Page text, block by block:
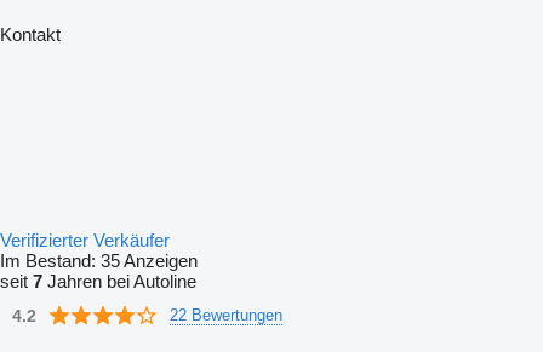
Kontakt
Verifizierter Verkäufer
Im Bestand: 35 Anzeigen
seit 7 Jahren bei Autoline
4.2 22 Bewertungen